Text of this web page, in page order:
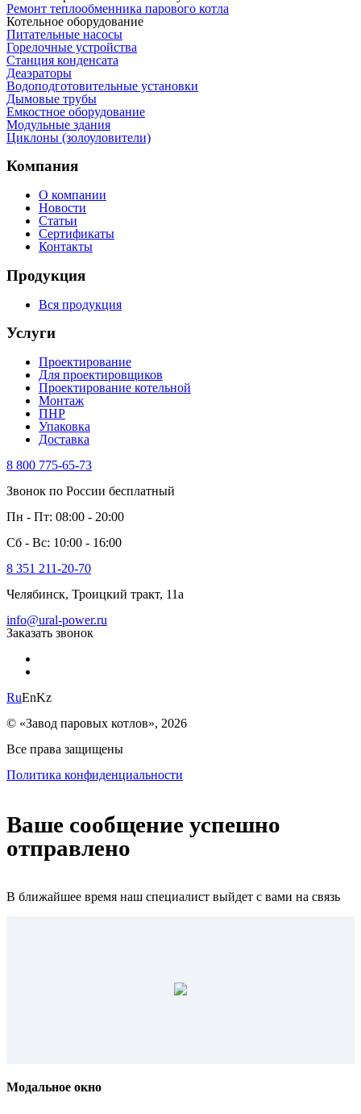
Ремонт теплообменника парового котла
Котельное оборудование
Питательные насосы
Горелочные устройства
Станция конденсата
Деаэраторы
Водоподготовительные установки
Дымовые трубы
Емкостное оборудование
Mодульные здания
Циклоны (золоуловители)
Компания
О компании
Новости
Статьи
Сертификаты
Контакты
Продукция
Вся продукция
Услуги
Проектирование
Для проектировщиков
Проектирование котельной
Монтаж
ПНР
Упаковка
Доставка
8 800 775-65-73
Звонок по России бесплатный
Пн - Пт: 08:00 - 20:00
Сб - Вс: 10:00 - 16:00
8 351 211-20-70
Челябинск, Троицкий тракт, 11а
info@ural-power.ru
Заказать звонок
RuEnKz
© «Завод паровых котлов», 2026
Все права защищены
Политика конфиденциальности
Ваше сообщение успешно
отправлено
В ближайшее время наш специалист выйдет с вами на связь
Модальное окно